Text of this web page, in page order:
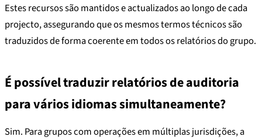
Estes recursos são mantidos e actualizados ao longo de cada
projecto, assegurando que os mesmos termos técnicos são
traduzidos de forma coerente em todos os relatórios do grupo.
É possível traduzir relatórios de auditoria
para vários idiomas simultaneamente?
Sim. Para grupos com operações em múltiplas jurisdições, a